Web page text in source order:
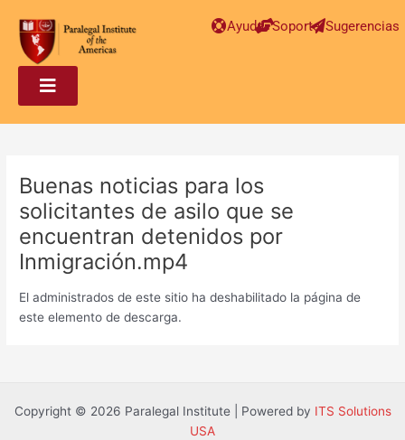
Ayuda Soporte Sugerencias
Buenas noticias para los
solicitantes de asilo que se
encuentran detenidos por
Inmigración.mp4
El administrados de este sitio ha deshabilitado la página de
este elemento de descarga.
navigation
Copyright © 2026 Paralegal Institute | Powered by ITS Solutions
USA